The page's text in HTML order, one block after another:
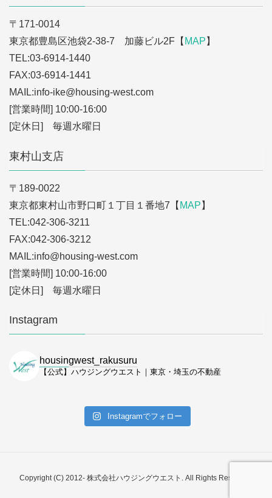
〒171-0014
東京都豊島区池袋2-38-7 加藤ビル2F【 MAP 】
TEL:03-6914-1440
FAX:03-6914-1441
MAIL:info-ike@housing-west.com
[営業時間] 10:00-16:00
[定休日] 毎週水曜日
東村山支店
〒189-0022
東京都東村山市野口町１丁目１番地7【 MAP 】
TEL:042-306-3211
FAX:042-306-3212
MAIL:info@housing-west.com
[営業時間] 10:00-16:00
[定休日] 毎週水曜日
Instagram
housingwest_rakusuru
【公式】ハウジングウエスト｜東京・埼玉の不動産
Instagramでフォロー
Copyright (C) 2012- 株式会社ハウジングウエスト. All Rights Reserved.